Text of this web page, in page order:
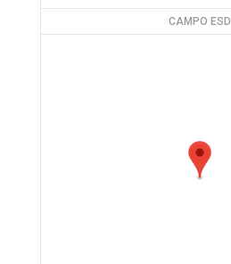
CAMPO ESD